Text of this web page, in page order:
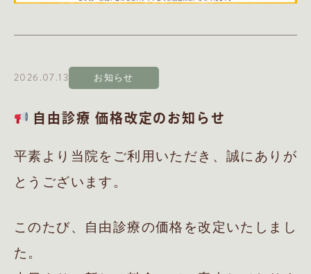
2026.07.13 お知らせ
自由診療 価格改定のお知らせ
平素より当院をご利用いただき、誠にありが
とうございます。
このたび、自由診療の価格を改定いたしまし
た。